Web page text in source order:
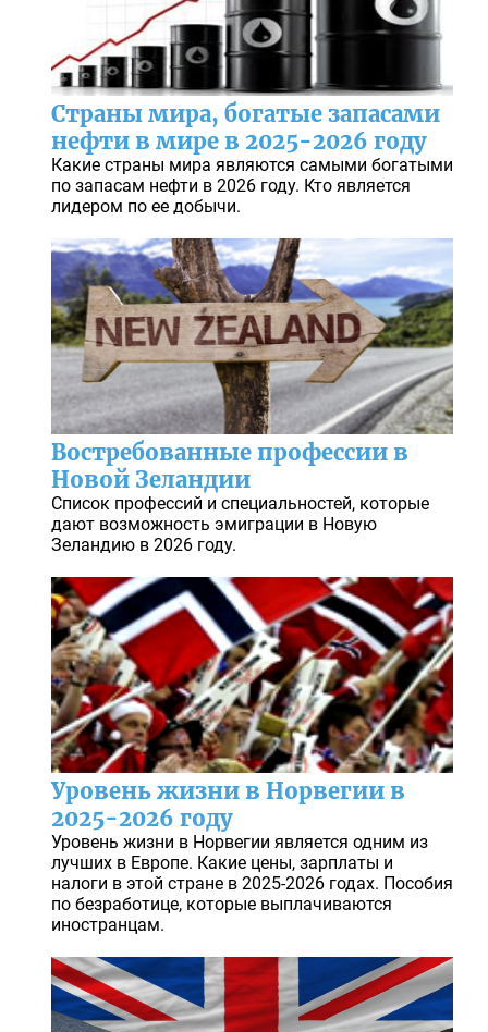
Страны мира, богатые запасами
нефти в мире в 2025-2026 году
Какие страны мира являются самыми богатыми
по запасам нефти в 2026 году. Кто является
лидером по ее добычи.
Востребованные профессии в
Новой Зеландии
Список профессий и специальностей, которые
дают возможность эмиграции в Новую
Зеландию в 2026 году.
Уровень жизни в Норвегии в
2025-2026 году
Уровень жизни в Норвегии является одним из
лучших в Европе. Какие цены, зарплаты и
налоги в этой стране в 2025-2026 годах. Пособия
по безработице, которые выплачиваются
иностранцам.